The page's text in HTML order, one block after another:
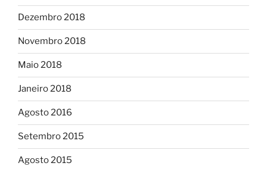
Dezembro 2018
Novembro 2018
Maio 2018
Janeiro 2018
Agosto 2016
Setembro 2015
Agosto 2015